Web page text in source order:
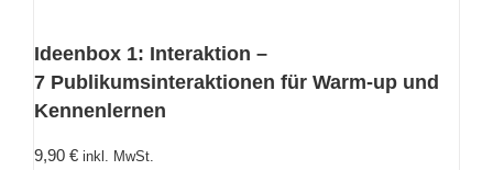
Ideenbox 1: Interaktion –
7 Publikumsinteraktionen für Warm-up und
Kennenlernen
9,90 € inkl. MwSt.